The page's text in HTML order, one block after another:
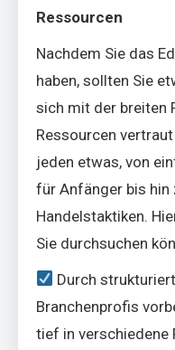
Ressourcen
Nachdem Sie das
haben, sollten Sie
sich mit der breiten
Ressourcen
jeden etwas, von
für Anfänger bis hin
Handelstaktiken.
Sie durchsuchen
Durch
Branchenprofis
tief in verschiedene